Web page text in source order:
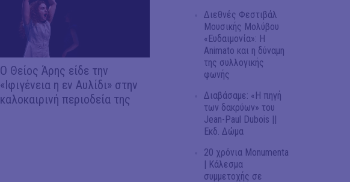
Ο Θείος Άρης είδε την
«Ιφιγένεια η εν Αυλίδι» στην
καλοκαιρινή περιοδεία της
Διεθνές Φεστιβάλ
Μουσικής Μολύβου
«Ευδαιμονία»: Η
Animato και η δύναμη
της συλλογικής
φωνής
Διαβάσαμε: «Η πηγή
των δακρύων» του
Jean-Paul Dubois ||
Εκδ. Δώμα
20 χρόνια Monumenta
| Κάλεσμα
συμμετοχής σε